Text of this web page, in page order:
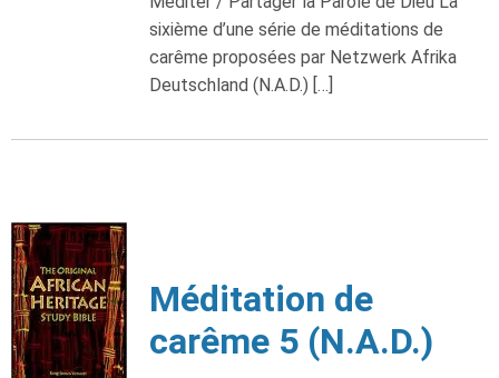
sixième d’une série de méditations de
carême proposées par Netzwerk Afrika
Deutschland (N.A.D.) […]
Méditation de
carême 5 (N.A.D.)